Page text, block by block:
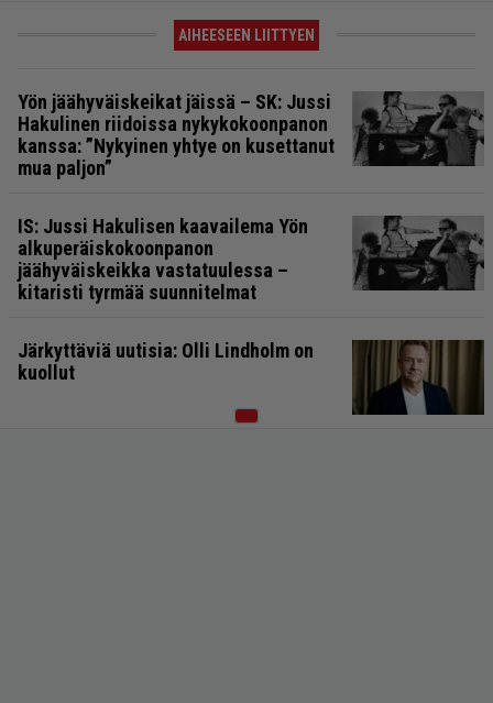
AIHEESEEN LIITTYEN
Yön jäähyväiskeikat jäissä – SK: Jussi
Hakulinen riidoissa nykykokoonpanon
kanssa: ”Nykyinen yhtye on kusettanut
mua paljon”
IS: Jussi Hakulisen kaavailema Yön
alkuperäiskokoonpanon
jäähyväiskeikka vastatuulessa –
kitaristi tyrmää suunnitelmat
Järkyttäviä uutisia: Olli Lindholm on
kuollut